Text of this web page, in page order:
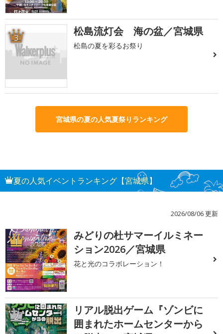
3 松島流灯会 海の盆／宮城県
松島の夏を彩るお祭り
宮城県の夏の人気夏祭りランキング
夏の人気イベントランキング【宮城県】
2026/08/06 更新
1
みどりの杜サマーイルミネー
ション2026／宮城県
花と光のコラボレーション！
2
リアル脱出ゲーム『ゾンビに
囲まれたホームセンターから